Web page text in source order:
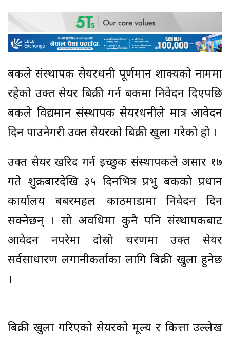
बैंकले संस्थापक सेयरधनी पूर्णमान शाक्यको नाममा
रहेको उक्त सेयर बिक्री गर्न बैंकमा निवेदन दिएपछि
बैंकले विद्यमान संस्थापक सेयरधनीले मात्र आवेदन
दिन पाउनेगरी उक्त सेयरको बिक्री खुला गरेको हो ।
उक्त सेयर खरिद गर्न इच्छुक संस्थापकले असार १७
गते शुक्रबारदेखि ३५ दिनभित्र प्रभु बैंकको प्रधान
कार्यालय बबरमहल काठमाडौंमा निवेदन दिन
सक्नेछन् । सो अवधिमा कुनै पनि संस्थापकबाट
आवेदन नपरेमा दोस्रो चरणमा उक्त सेयर
सर्वसाधारण लगानीकर्ताका लागि बिक्री खुला हुनेछ
।
बिक्री खुला गरिएको सेयरको मूल्य र कित्ता उल्लेख